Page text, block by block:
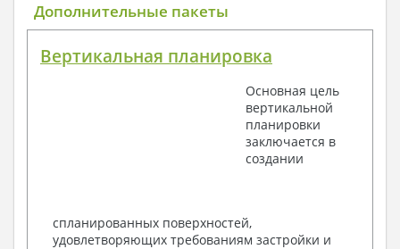
1. Архитектурный раздел:
План координационных осей
Поэтажные маркировочные планы с
Разрезы и состав конструкций
Фасады с ведомостью внешних отделок
Экспликация полов
Объемы основных строительных материалов
Дополнительные пакеты
Вертикальная планировка
Основная цель
вертикальной
планировки
заключается в
создании
спланированных поверхностей,
удовлетворяющих требованиям застройки и